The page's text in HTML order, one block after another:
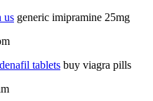
us generic imipramine 25mg
tablets buy viagra pills